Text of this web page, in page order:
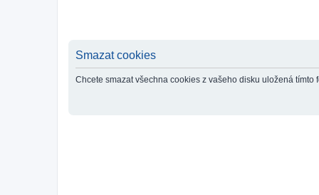
Smazat cookies
Chcete smazat všechna cookies z vašeho disku uložená tímto